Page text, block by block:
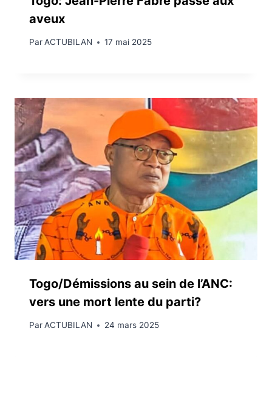
aveux
ParACTUBILAN 17 mai 2025
Togo/Démissions au sein de l’ANC:
vers une mort lente du parti?
ParACTUBILAN 24 mars 2025